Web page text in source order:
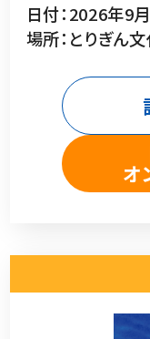
日付：2026年9
場所：とりぎん
オ